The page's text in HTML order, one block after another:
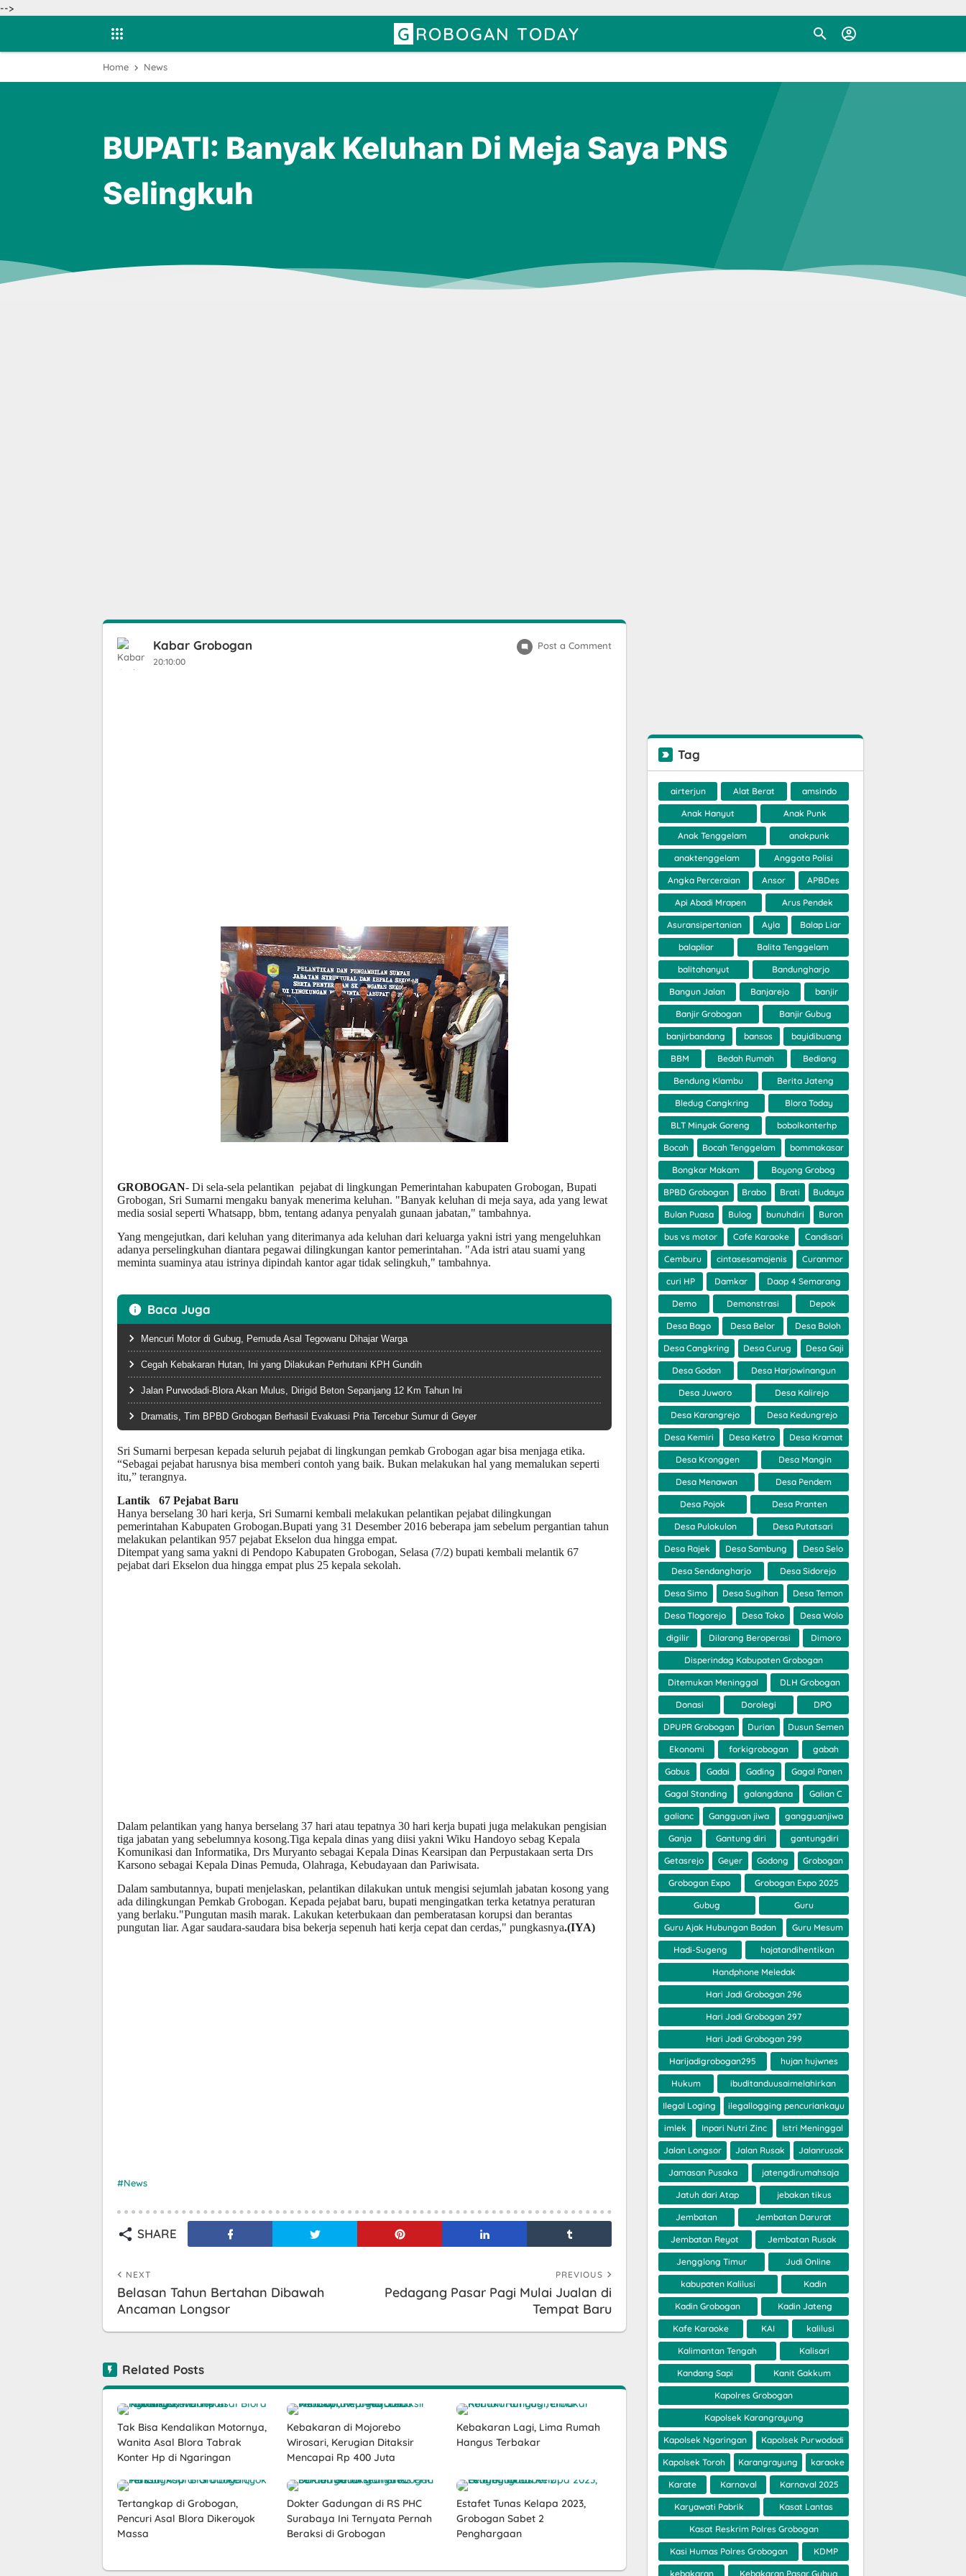
-->
GROBOGAN TODAY
Home News
BUPATI: Banyak Keluhan Di Meja Saya PNS
Selingkuh
Kabar Grobogan
20:10:00
Post a Comment
GROBOGAN- Di sela-sela pelantikan pejabat di lingkungan Pemerintahan kabupaten Grobogan, Bupati
Grobogan, Sri Sumarni mengaku banyak menerima keluhan. "Banyak keluhan di meja saya, ada yang lewat
media sosial seperti Whatsapp, bbm, tentang adanya penyalah gunaan jabatan," tambahnya.
Yang mengejutkan, dari keluhan yang diterimanya ada keluhan dari keluarga yakni istri yang mengeluhkan
adanya perselingkuhan diantara pegawai dilingkungan kantor pemerintahan. "Ada istri atau suami yang
meminta suaminya atau istrinya dipindah kantor agar tidak selingkuh," tambahnya.
Baca Juga
Mencuri Motor di Gubug, Pemuda Asal Tegowanu Dihajar Warga
Cegah Kebakaran Hutan, Ini yang Dilakukan Perhutani KPH Gundih
Jalan Purwodadi-Blora Akan Mulus, Dirigid Beton Sepanjang 12 Km Tahun Ini
Dramatis, Tim BPBD Grobogan Berhasil Evakuasi Pria Tercebur Sumur di Geyer
Sri Sumarni berpesan kepada seluruh pejabat di lingkungan pemkab Grobogan agar bisa menjaga etika.
“Sebagai pejabat harusnya bisa memberi contoh yang baik. Bukan melakukan hal yang memalukan seperti
itu,” terangnya.
Lantik 67 Pejabat Baru
Hanya berselang 30 hari kerja, Sri Sumarni kembali melakukan pelantikan pejabat dilingkungan
pemerintahan Kabupaten Grobogan.Bupati yang 31 Desember 2016 beberapa jam sebelum pergantian tahun
melakukan pelantikan 957 pejabat Ekselon dua hingga empat.
Ditempat yang sama yakni di Pendopo Kabupaten Grobogan, Selasa (7/2) bupati kembali melantik 67
pejabat dari Ekselon dua hingga empat plus 25 kepala sekolah.
Dalam pelantikan yang hanya berselang 37 hari atau tepatnya 30 hari kerja bupati juga melakukan pengisian
tiga jabatan yang sebelumnya kosong.Tiga kepala dinas yang diisi yakni Wiku Handoyo sebag Kepala
Komunikasi dan Informatika, Drs Muryanto sebagai Kepala Dinas Kearsipan dan Perpustakaan serta Drs
Karsono sebagai Kepala Dinas Pemuda, Olahraga, Kebudayaan dan Pariwisata.
Dalam sambutannya, bupati menjelaskan, pelantikan dilakukan untuk mengisi sejumlah jabatan kosong yang
ada dilingkungan Pemkab Grobogan. Kepada pejabat baru, bupati mengingatkan terka ketatnya peraturan
yang berlaku."Pungutan masih marak. Lakukan keterbukaan dan pemberatasan korupsi dan berantas
pungutan liar. Agar saudara-saudara bisa bekerja sepenuh hati kerja cepat dan cerdas," pungkasnya.(IYA)
News
SHARE
NEXT
Belasan Tahun Bertahan Dibawah
Ancaman Longsor
PREVIOUS
Pedagang Pasar Pagi Mulai Jualan di
Tempat Baru
Related Posts
Tak Bisa Kendalikan Motornya,
Wanita Asal Blora Tabrak
Konter Hp di Ngaringan
Kebakaran di Mojorebo
Wirosari, Kerugian Ditaksir
Mencapai Rp 400 Juta
Kebakaran Lagi, Lima Rumah
Hangus Terbakar
Tertangkap di Grobogan,
Pencuri Asal Blora Dikeroyok
Massa
Dokter Gadungan di RS PHC
Surabaya Ini Ternyata Pernah
Beraksi di Grobogan
Estafet Tunas Kelapa 2023,
Grobogan Sabet 2
Penghargaan
Tag
airterjun Alat Berat amsindo
Anak Hanyut Anak Punk
Anak Tenggelam anakpunk
anaktenggelam Anggota Polisi
Angka Perceraian Ansor APBDes
Api Abadi Mrapen Arus Pendek
Asuransipertanian Ayla Balap Liar
balapliar Balita Tenggelam
balitahanyut Bandungharjo
Bangun Jalan Banjarejo banjir
Banjir Grobogan Banjir Gubug
banjirbandang bansos bayidibuang
BBM Bedah Rumah Bediang
Bendung Klambu Berita Jateng
Bledug Cangkring Blora Today
BLT Minyak Goreng bobolkonterhp
Bocah Bocah Tenggelam bommakasar
Bongkar Makam Boyong Grobog
BPBD Grobogan Brabo Brati Budaya
Bulan Puasa Bulog bunuhdiri Buron
bus vs motor Cafe Karaoke Candisari
Cemburu cintasesamajenis Curanmor
curi HP Damkar Daop 4 Semarang
Demo Demonstrasi Depok
Desa Bago Desa Belor Desa Boloh
Desa Cangkring Desa Curug Desa Gaji
Desa Godan Desa Harjowinangun
Desa Juworo Desa Kalirejo
Desa Karangrejo Desa Kedungrejo
Desa Kemiri Desa Ketro Desa Kramat
Desa Kronggen Desa Mangin
Desa Menawan Desa Pendem
Desa Pojok Desa Pranten
Desa Pulokulon Desa Putatsari
Desa Rajek Desa Sambung Desa Selo
Desa Sendangharjo Desa Sidorejo
Desa Simo Desa Sugihan Desa Temon
Desa Tlogorejo Desa Toko Desa Wolo
digilir Dilarang Beroperasi Dimoro
Disperindag Kabupaten Grobogan
Ditemukan Meninggal DLH Grobogan
Donasi Dorolegi DPO
DPUPR Grobogan Durian Dusun Semen
Ekonomi forkigrobogan gabah
Gabus Gadai Gading Gagal Panen
Gagal Standing galangdana Galian C
galianc Gangguan jiwa gangguanjiwa
Ganja Gantung diri gantungdiri
Getasrejo Geyer Godong Grobogan
Grobogan Expo Grobogan Expo 2025
Gubug Guru
Guru Ajak Hubungan Badan Guru Mesum
Hadi-Sugeng hajatandihentikan
Handphone Meledak
Hari Jadi Grobogan 296
Hari Jadi Grobogan 297
Hari Jadi Grobogan 299
Harijadigrobogan295 hujan hujwnes
Hukum ibuditanduusaimelahirkan
Ilegal Loging ilegallogging pencuriankayu
imlek Inpari Nutri Zinc Istri Meninggal
Jalan Longsor Jalan Rusak Jalanrusak
Jamasan Pusaka jatengdirumahsaja
Jatuh dari Atap jebakan tikus
Jembatan Jembatan Darurat
Jembatan Reyot Jembatan Rusak
Jengglong Timur Judi Online
kabupaten Kalilusi Kadin
Kadin Grobogan Kadin Jateng
Kafe Karaoke KAI kalilusi
Kalimantan Tengah Kalisari
Kandang Sapi Kanit Gakkum
Kapolres Grobogan
Kapolsek Karangrayung
Kapolsek Ngaringan Kapolsek Purwodadi
Kapolsek Toroh Karangrayung karaoke
Karate Karnaval Karnaval 2025
Karyawati Pabrik Kasat Lantas
Kasat Reskrim Polres Grobogan
Kasi Humas Polres Grobogan KDMP
kebakaran Kebakaran Pasar Gubug